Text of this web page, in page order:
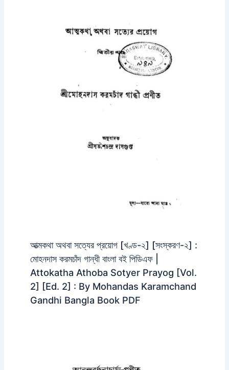
আত্মকথা অথবা সত্যের প্রয়োগ [খণ্ড-২] [সংস্করণ-২] :
মোহনদাস করমচাঁদ গান্ধী বাংলা বই পিডিএফ |
Attokatha Athoba Sotyer Prayog [Vol.
2] [Ed. 2] : By Mohandas Karamchand
Gandhi Bangla Book PDF